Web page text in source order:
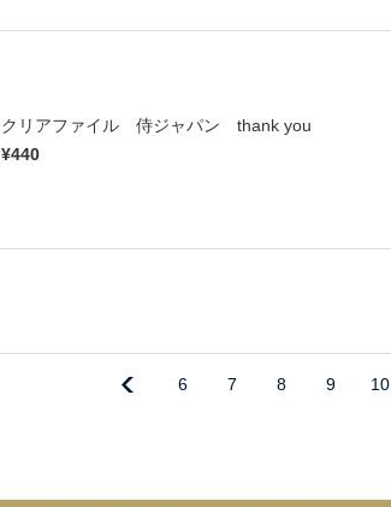
クリアファイル 侍ジャパン thank you
¥440
6 7 8 9 10